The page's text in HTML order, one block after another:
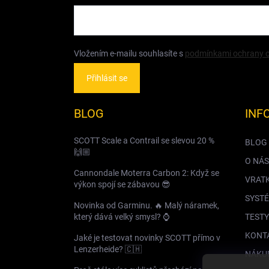
Vložením e-mailu souhlasíte s podmínkami ochrany
Přihlásit se
BLOG
SCOTT Scale a Contrail se slevou 20 %
🙌🏼
Cannondale Moterra Carbon 2: Když se
výkon spojí se zábavou 😎
Novinka od Garminu. 🔥 Malý náramek,
který dává velký smysl? ⌚️
Jaké je testovat novinky SCOTT přímo v
Lenzerheide? 🇨🇭
BLOG
O NÁS